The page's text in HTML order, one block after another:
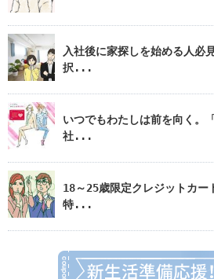
入社後に家探しを始める人必
択...
いつでもわたしは前を向く。
社...
18～25歳限定クレジットカー
特...